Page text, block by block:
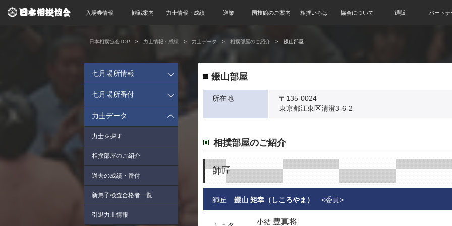
入場券情報 観戦案内 力士情報・成績 巡業 国技館のご案内 相撲いろは 協会について 通販 パートナ
日本相撲協会TOP 力士情報・成績 力士データ 相撲部屋のご紹介 錣山部屋
錣山部屋
所在地
〒135-0024
東京都江東区清澄3-6-2
相撲部屋のご紹介
師匠
師匠 錣山 矩幸（しころやま） <委員>
小結 豊真将
七月場所情報
七月場所番付
力士データ
力士を探す
相撲部屋のご紹介
過去の成績・番付
新弟子検査合格者一覧
引退力士情報